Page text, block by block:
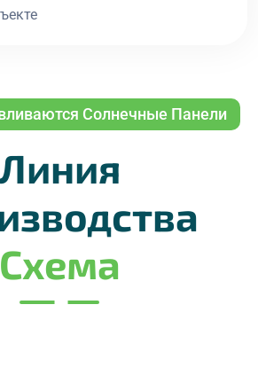
Солнечные Панели
Линия
Схема